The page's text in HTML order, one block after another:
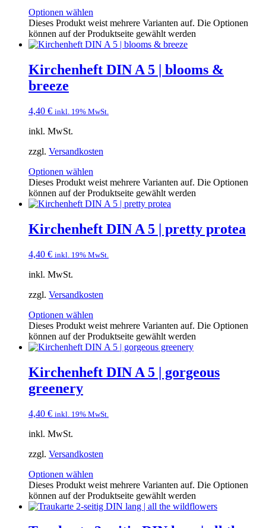
Optionen wählen
Dieses Produkt weist mehrere Varianten auf. Die Optionen
können auf der Produktseite gewählt werden
Kirchenheft DIN A 5 | blooms &
breeze
4,40 € inkl. 19% MwSt.
inkl. MwSt.
zzgl. Versandkosten
Optionen wählen
Dieses Produkt weist mehrere Varianten auf. Die Optionen
können auf der Produktseite gewählt werden
Kirchenheft DIN A 5 | pretty protea
4,40 € inkl. 19% MwSt.
inkl. MwSt.
zzgl. Versandkosten
Optionen wählen
Dieses Produkt weist mehrere Varianten auf. Die Optionen
können auf der Produktseite gewählt werden
Kirchenheft DIN A 5 | gorgeous
greenery
4,40 € inkl. 19% MwSt.
inkl. MwSt.
zzgl. Versandkosten
Optionen wählen
Dieses Produkt weist mehrere Varianten auf. Die Optionen
können auf der Produktseite gewählt werden